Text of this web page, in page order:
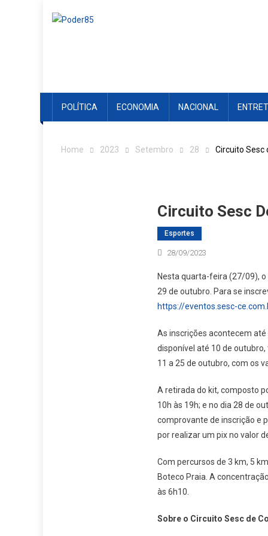
POLÍTICA ECONOMIA NACIONAL
Home 2023 Setembro 28 Circuito Sesc
Circuito Sesc
Esportes
28/09/2023
Nesta quarta-feira (27/09), o
29 de outubro. Para se
https://eventos.sesc-
As inscrições acontecem
disponível até 10 de
11 a 25 de outubro, com os
A retirada do kit, composto
10h às 19h; e no dia 28 de
comprovante de inscrição e
por realizar um pix no valor
Com percursos de 3 km, 5
Boteco Praia. A
às 6h10.
Sobre o Circuito Sesc de